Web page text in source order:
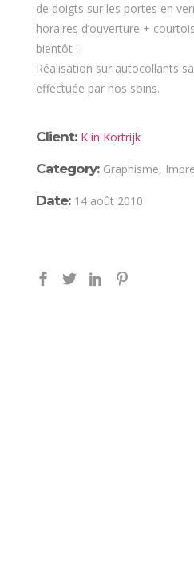
de doigts sur les portes en
horaires d’ouverture +
bientôt !
Réalisation sur autocollants
effectuée par nos soins.
Client: K in Kortrijk
Category: Graphisme,
Date: 14 août 2010